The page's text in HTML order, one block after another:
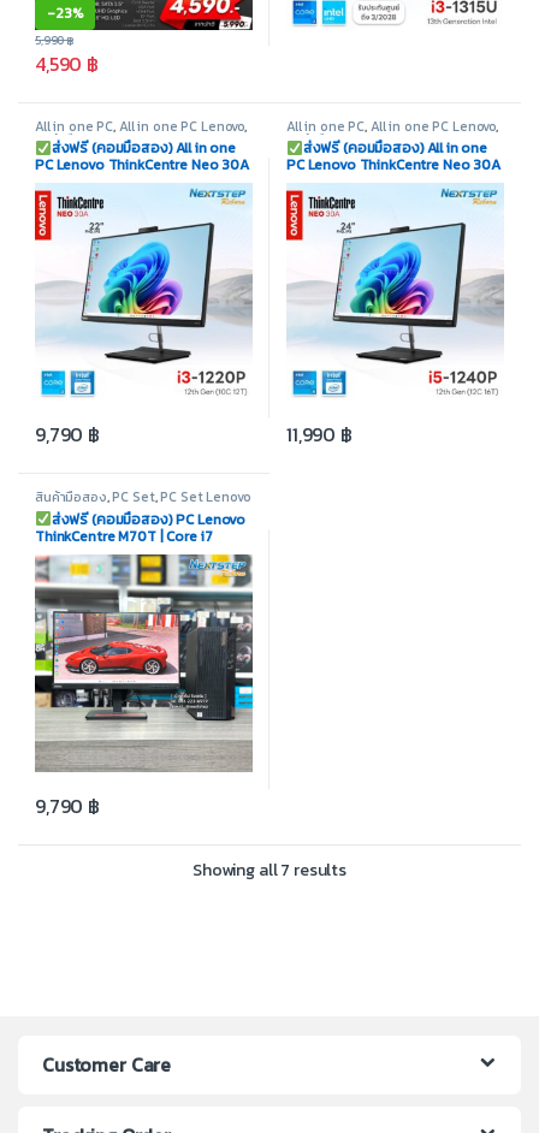
-23%
4,590 ฿
5,990฿
All in one PC,All in one PC Lenovo,
สินค้ามือสอง
ส่งฟรี (คอมมือสอง) All in one
PC Lenovo ThinkCentre Neo 30A
| Core i3 1220P | Ram 8GB | M.2
256GB | Display 22″
9,790 ฿
All in one PC,All in one PC Lenovo,
สินค้ามือสอง
ส่งฟรี (คอมมือสอง) All in one
PC Lenovo ThinkCentre Neo 30A
| Core i5 1240P | Ram 8GB | M.2
512GB | Display 24″
11,990 ฿
สินค้ามือสอง,PC Set,PC Set Lenovo
ส่งฟรี (คอมมือสอง) PC Lenovo
ThinkCentre M70T | Core i7
10700 | Ram 8GB | M.2 256GB |
Intel UHD | Display 22″
9,790 ฿
Showing all 7 results
Customer Care